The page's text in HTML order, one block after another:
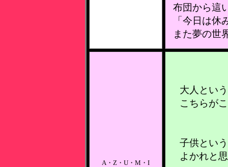
布団から這
「今日は休
また夢の世
A・Z・U・M・I
大人とい
こちらが
子供とい
よかれと